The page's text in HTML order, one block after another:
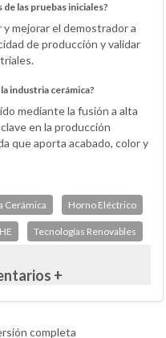
las pruebas iniciales?
mejorar el demostrador a
de producción y validar
industria cerámica?
mediante la fusión a alta
en la producción
que aporta acabado, color y
Cerámica Horno Eléctrico
Tecnologías Renovables
+
completa